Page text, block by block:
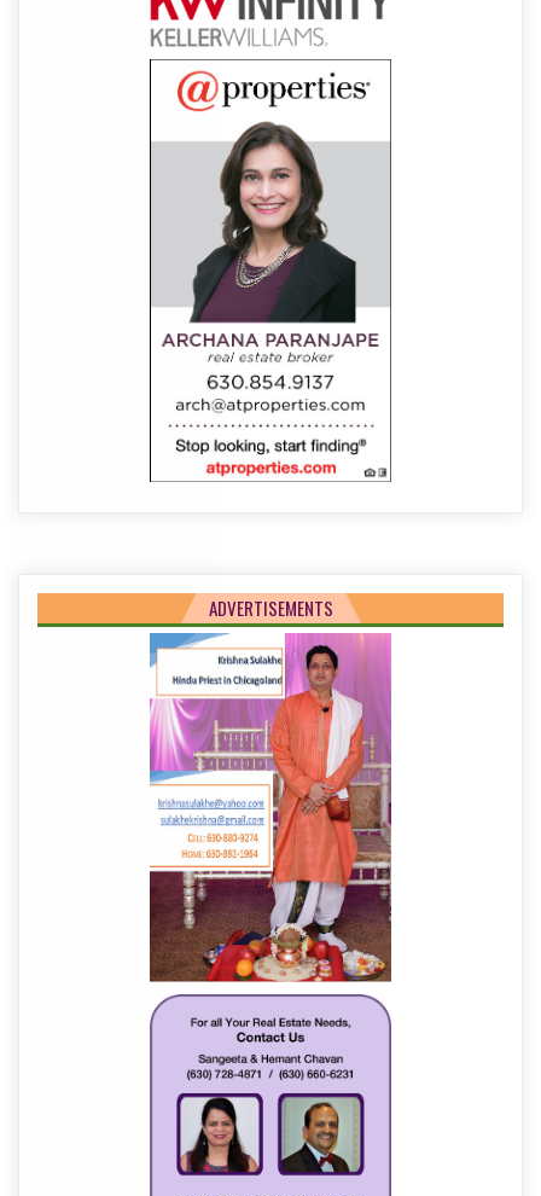
ADVERTISEMENTS